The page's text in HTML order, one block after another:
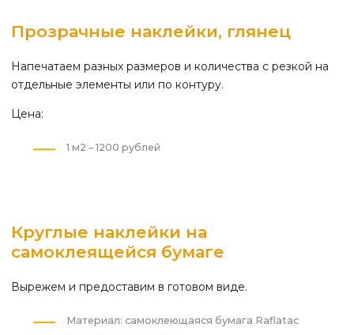
Прозрачные наклейки, глянец
Напечатаем разных размеров и количества с резкой на
отдельные элементы или по контуру.
Цена:
1 м2 – 1200 рублей
Круглые наклейки на
самоклеящейся бумаге
Вырежем и предоставим в готовом виде.
Материал: самоклеющаяся бумага Raflatac